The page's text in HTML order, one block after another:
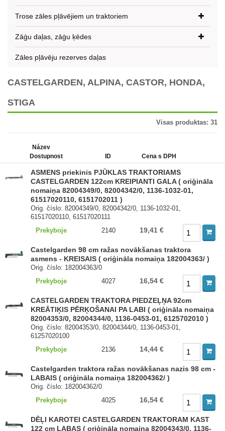
Trose zāles pļāvējiem un traktoriem
Zāģu daļas, zāģu ķēdes
Zāles pļāvēju rezerves daļas
CASTELGARDEN, ALPINA, CASTOR, HONDA,
STIGA
Visas produktas: 31
Název
Dostupnost
ID Cena s DPH
ASMENS priekinis PJŪKLAS TRAKTORIAMS
CASTELGARDEN 122cm KREIPIANTI GALA ( oriģināla
nomaiņa 82004349/0, 82004342/0, 1136-1032-01,
61517020110, 6151702011 )
Orig. číslo: 82004349/0, 82004342/0, 1136-1032-01,
61517020110, 61517020111
Prekyboje
2140 19,41 €
Castelgarden 98 cm ražas novākšanas traktora
asmens - KREISAIS ( oriģināla nomaiņa 182004363/ )
Orig. číslo: 182004363/0
Prekyboje
4027 16,54 €
CASTELGARDEN TRAKTORA PIEDZEĻŅA 92cm
KREĀTIĶIS PĒRĶOŠANAI PA LABI ( oriģināla nomaiņa
82004353/0, 82004344/0, 1136-0453-01, 6125702010 )
Orig. číslo: 82004353/0, 82004344/0, 1136-0453-01,
61257020100
Prekyboje
2136 14,44 €
Castelgarden traktora ražas novākšanas nazis 98 cm -
LABAIS ( oriģināla nomaiņa 182004362/ )
Orig. číslo: 182004362/0
Prekyboje
4025 16,54 €
DĒĻI KAROTEI CASTELGARDEN TRAKTORAM KAST
122 cm LABAS ( oriģināla nomaiņa 82004343/0, 1136-